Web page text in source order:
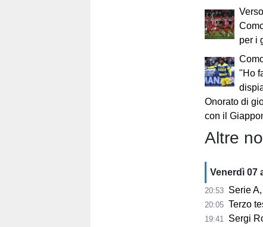
per i
"Ho
Onorato di
con il
Altre
Venerdì 07
20:53 Serie
20:05 Terzo
19:41 Sergi